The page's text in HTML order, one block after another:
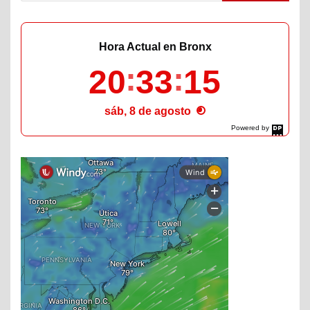
Powered by
DaysPedia.com
Hora Actual en Bronx
20 33 16
sáb, 8 de agosto